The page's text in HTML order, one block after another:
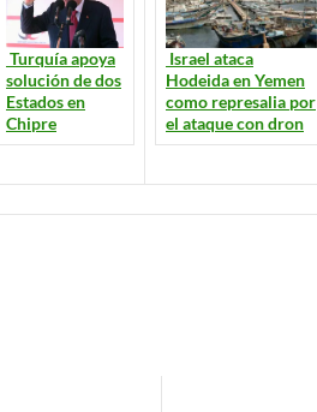
Turquía apoya
solución de dos
Estados en
Chipre
Israel ataca
Hodeida en Yemen
como represalia por
el ataque con dron